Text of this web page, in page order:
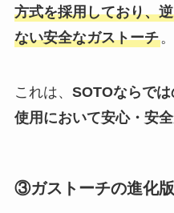
方式を採用しており、
ない安全なガストーチ。
これは、 SOTOならで
使用において安心・安
③ガストーチの進化